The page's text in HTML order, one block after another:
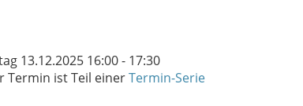
13.12.2025 16:00 - 17:30
Termin ist Teil einerTermin-Serie